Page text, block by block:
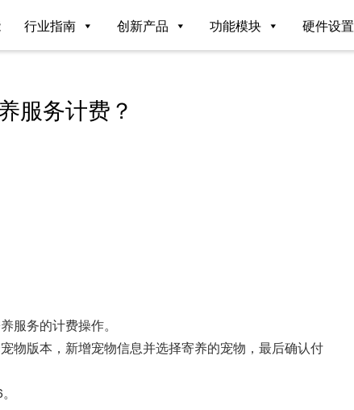
行业指南 创新产品 功能模块 硬件设置
服务计费？
服务的计费操作。
物版本，新增宠物信息并选择寄养的宠物，最后确认付